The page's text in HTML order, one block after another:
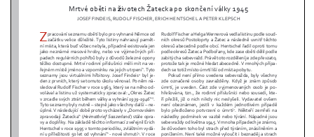
Pomník obětem 1. a 2. světové války v
Pomník obětem pochodu smrti v Krásně
Pomník 1. výročí osvobození u kostela
svatého Petra v Hroznětíně
Hrob Huga Sedláčka (Mindy) na hřbitově v
Chloumku v Mělníku